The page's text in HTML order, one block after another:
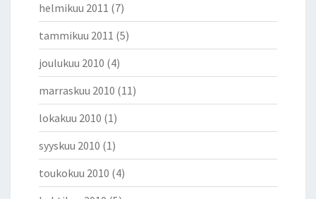
helmikuu 2011 (7)
tammikuu 2011 (5)
joulukuu 2010 (4)
marraskuu 2010 (11)
lokakuu 2010 (1)
syyskuu 2010 (1)
toukokuu 2010 (4)